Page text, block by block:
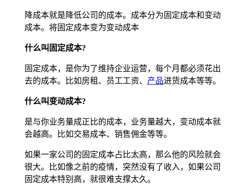
降成本就是降低公司的成本。成本分为固定成本和变动
成本。将固定成本变为变动成本
什么叫固定成本?
固定成本，是你为了维持企业运营，每个月都必须花出
去的成本。比如房租、员工工资、 产品进货成本等等。
什么叫变动成本?
是与你业务量成正比的成本，业务量越大，变动成本就
会越高。比如交易成本、销售佣金等等。
如果一家公司的固定成本占比太高，那么他的风险就会
很大。比如像之前的疫情，突然没有了收入，如果公司
固定成本特别高，就很难支撑太久。